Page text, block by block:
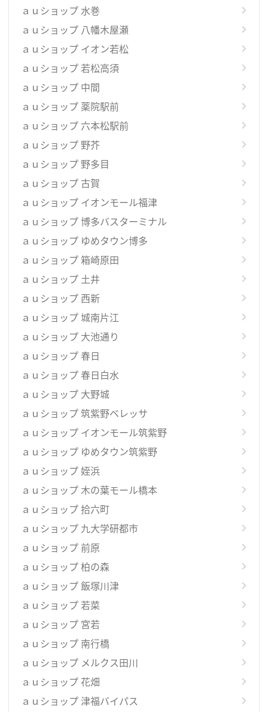
ａｕショップ 水巻
ａｕショップ 八幡木屋瀬
ａｕショップ イオン若松
ａｕショップ 若松高須
ａｕショップ 中間
ａｕショップ 薬院駅前
ａｕショップ 六本松駅前
ａｕショップ 野芥
ａｕショップ 野多目
ａｕショップ 古賀
ａｕショップ イオンモール福津
ａｕショップ 博多バスターミナル
ａｕショップ ゆめタウン博多
ａｕショップ 箱崎原田
ａｕショップ 土井
ａｕショップ 西新
ａｕショップ 城南片江
ａｕショップ 大池通り
ａｕショップ 春日
ａｕショップ 春日白水
ａｕショップ 大野城
ａｕショップ 筑紫野ベレッサ
ａｕショップ イオンモール筑紫野
ａｕショップ ゆめタウン筑紫野
ａｕショップ 姪浜
ａｕショップ 木の葉モール橋本
ａｕショップ 拾六町
ａｕショップ 九大学研都市
ａｕショップ 前原
ａｕショップ 柏の森
ａｕショップ 飯塚川津
ａｕショップ 若菜
ａｕショップ 宮若
ａｕショップ 南行橋
ａｕショップ メルクス田川
ａｕショップ 花畑
ａｕショップ 津福バイパス